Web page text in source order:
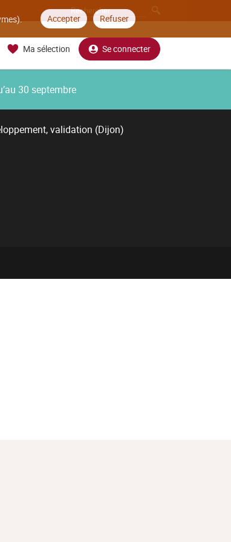
Accepter Refuser
Ma sélection Se connecter
30 septembre
validation (Dijon)